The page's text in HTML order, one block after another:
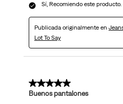
Sí, Recomiendo este producto.
Publicada originalmente en
Lot To Say
5 de 5 estrellas.
Buenos pantalones